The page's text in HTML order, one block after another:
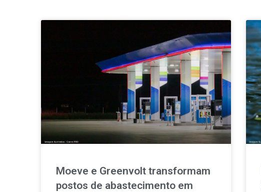
Moeve e Greenvolt transformam
postos de abastecimento em